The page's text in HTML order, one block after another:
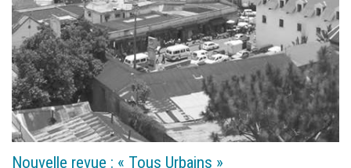
Nouvelle revue : « Tous Urbains »